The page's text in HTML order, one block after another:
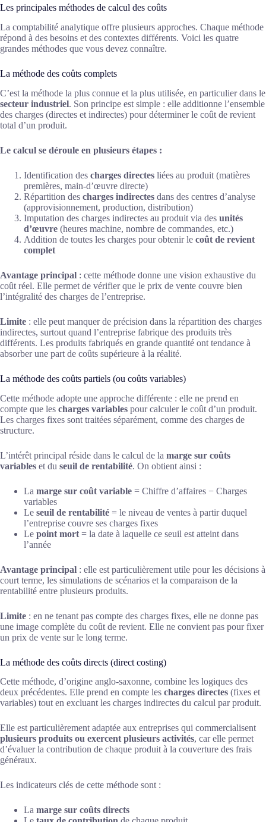
Les principales méthodes de calcul des coûts
La comptabilité analytique offre plusieurs approches. Chaque méthode
répond à des besoins et des contextes différents. Voici les quatre
grandes méthodes que vous devez connaître.
La méthode des coûts complets
C’est la méthode la plus connue et la plus utilisée, en particulier dans le
secteur industriel. Son principe est simple : elle additionne l’ensemble
des charges (directes et indirectes) pour déterminer le coût de revient
total d’un produit.
Le calcul se déroule en plusieurs étapes :
Identification des charges directes liées au produit (matières
premières, main-d’œuvre directe)
Répartition des charges indirectes dans des centres d’analyse
(approvisionnement, production, distribution)
Imputation des charges indirectes au produit via des unités
d’œuvre (heures machine, nombre de commandes, etc.)
Addition de toutes les charges pour obtenir le coût de revient
complet
Avantage principal : cette méthode donne une vision exhaustive du
coût réel. Elle permet de vérifier que le prix de vente couvre bien
l’intégralité des charges de l’entreprise.
Limite : elle peut manquer de précision dans la répartition des charges
indirectes, surtout quand l’entreprise fabrique des produits très
différents. Les produits fabriqués en grande quantité ont tendance à
absorber une part de coûts supérieure à la réalité.
La méthode des coûts partiels (ou coûts variables)
Cette méthode adopte une approche différente : elle ne prend en
compte que les charges variables pour calculer le coût d’un produit.
Les charges fixes sont traitées séparément, comme des charges de
structure.
L’intérêt principal réside dans le calcul de la marge sur coûts
variables et du seuil de rentabilité. On obtient ainsi :
La marge sur coût variable = Chiffre d’affaires − Charges
variables
Le seuil de rentabilité = le niveau de ventes à partir duquel
l’entreprise couvre ses charges fixes
Le point mort = la date à laquelle ce seuil est atteint dans
l’année
Avantage principal : elle est particulièrement utile pour les décisions à
court terme, les simulations de scénarios et la comparaison de la
rentabilité entre plusieurs produits.
Limite : en ne tenant pas compte des charges fixes, elle ne donne pas
une image complète du coût de revient. Elle ne convient pas pour fixer
un prix de vente sur le long terme.
La méthode des coûts directs (direct costing)
Cette méthode, d’origine anglo-saxonne, combine les logiques des
deux précédentes. Elle prend en compte les charges directes (fixes et
variables) tout en excluant les charges indirectes du calcul par produit.
Elle est particulièrement adaptée aux entreprises qui commercialisent
plusieurs produits ou exercent plusieurs activités, car elle permet
d’évaluer la contribution de chaque produit à la couverture des frais
généraux.
Les indicateurs clés de cette méthode sont :
La marge sur coûts directs